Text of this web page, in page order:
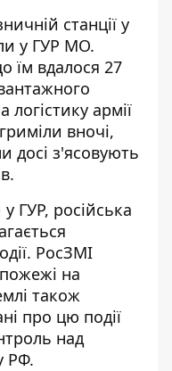
станції у
у ГУР МО.
їм вдалося 27
логістику армії
вночі,
досі з'ясовують
ГУР, російська
РосЗМІ
на
також
про цю події
над
РФ.